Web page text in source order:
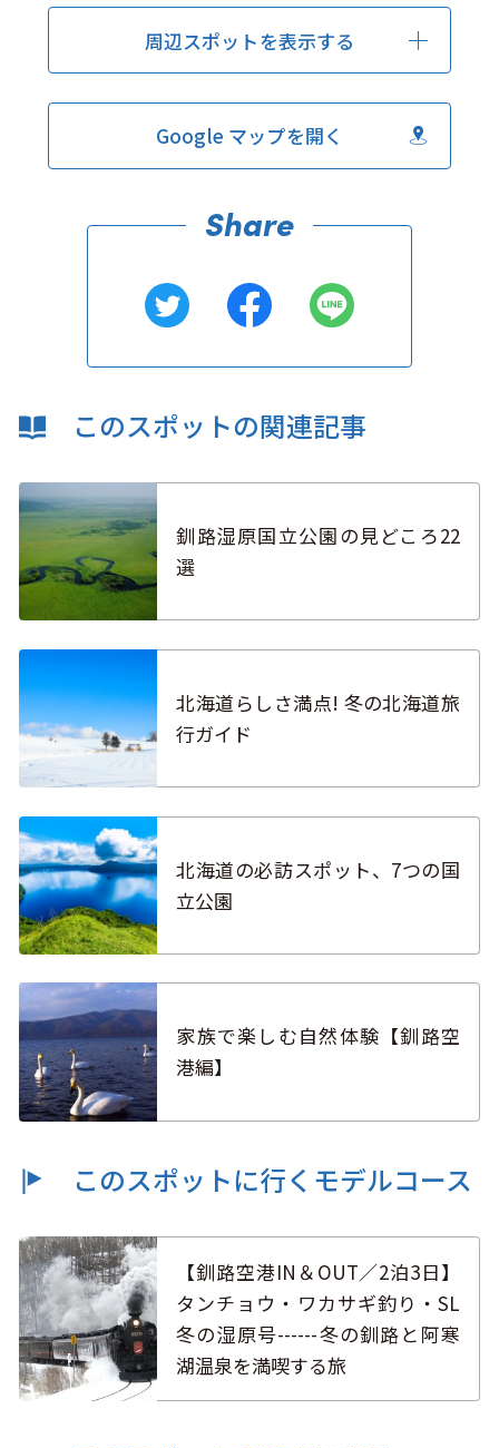
周辺スポットを表示する
Google マップを開く
このスポットの関連記事
釧路湿原国立公園の見どころ22
選
北海道らしさ満点! 冬の北海道旅
行ガイド
北海道の必訪スポット、7つの国
立公園
家族で楽しむ自然体験【釧路空
港編】
このスポットに行くモデルコース
【釧路空港IN＆OUT／2泊3日】
タンチョウ・ワカサギ釣り・SL
冬の湿原号------冬の釧路と阿寒
湖温泉を満喫する旅